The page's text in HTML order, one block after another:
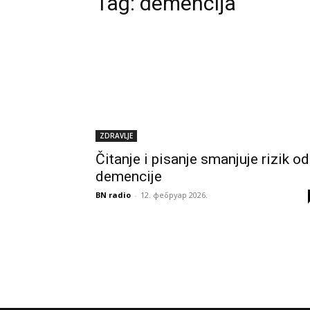
ZDRAVLJE
Čitanje i pisanje smanjuje rizik od
demencije
BN radio - 12. фебруар 2026.